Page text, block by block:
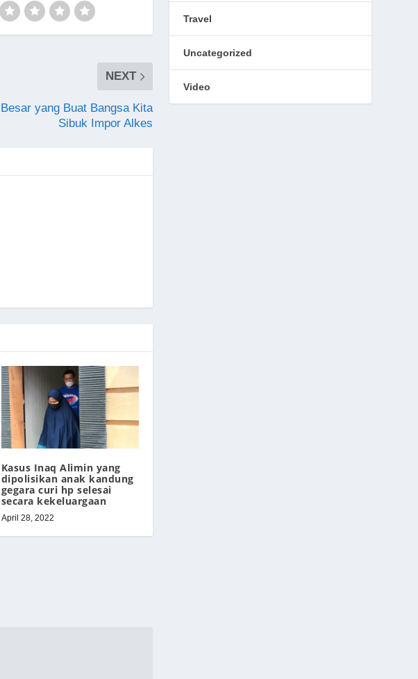
NEXT
yang Buat Bangsa Kita
Sibuk Impor Alkes
Kasus Inaq Alimin yang
dipolisikan anak kandung
gegara curi hp selesai
secara kekeluargaan
April 28, 2022
Travel
Uncategorized
Video